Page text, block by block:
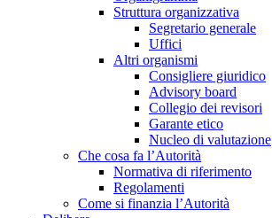
Struttura organizzativa
Segretario generale
Uffici
Altri organismi
Consigliere giuridico
Advisory board
Collegio dei revisori
Garante etico
Nucleo di valutazione
Che cosa fa l’Autorità
Normativa di riferimento
Regolamenti
Come si finanzia l’Autorità